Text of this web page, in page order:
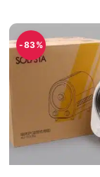
-83%